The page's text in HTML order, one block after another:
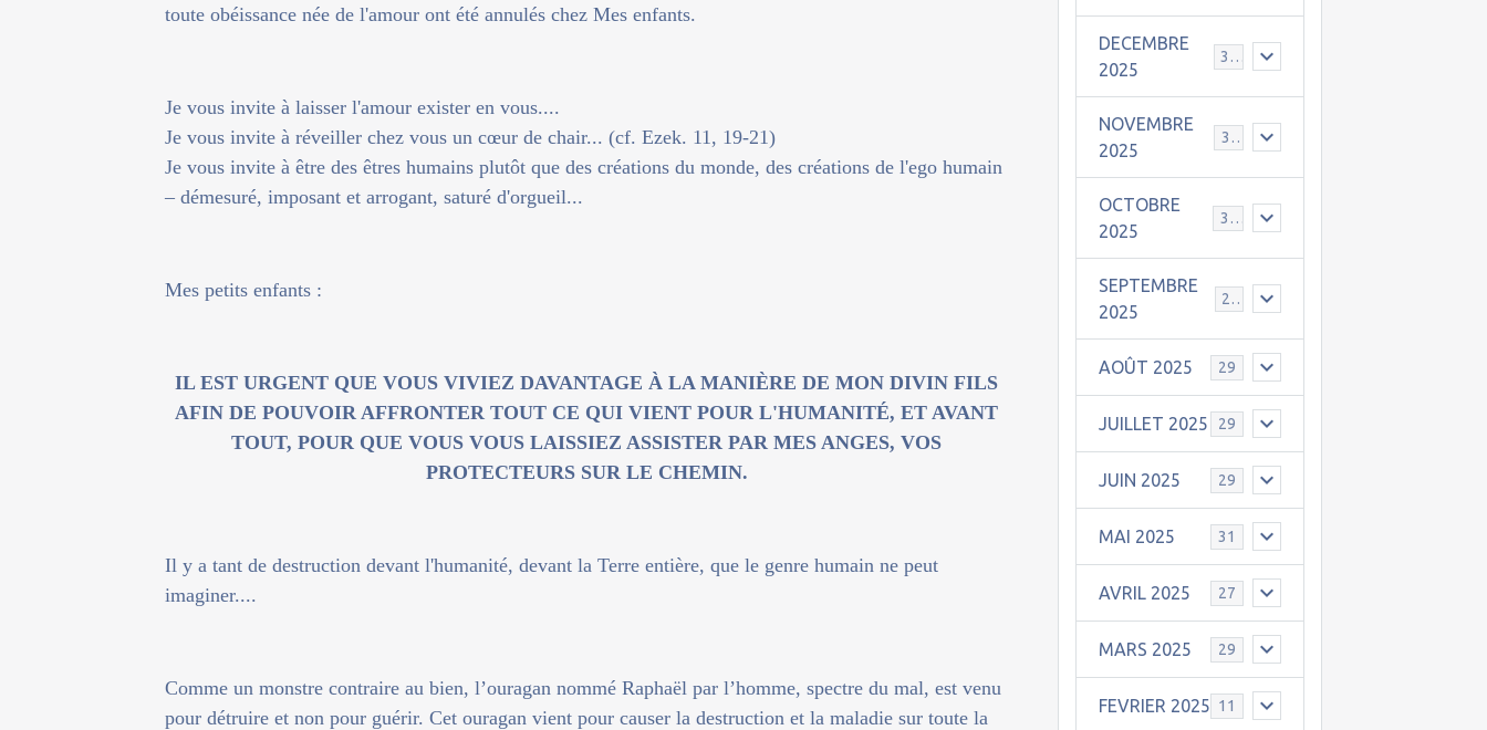
toute obéissance née de l'amour ont été annulés chez Mes enfants.
Je vous invite à laisser l'amour exister en vous....
Je vous invite à réveiller chez vous un cœur de chair... (cf. Ezek. 11, 19-21)
Je vous invite à être des êtres humains plutôt que des créations du monde, des créations de l'ego humain
– démesuré, imposant et arrogant, saturé d'orgueil...
Mes petits enfants :
IL EST URGENT QUE VOUS VIVIEZ DAVANTAGE À LA MANIÈRE DE MON DIVIN FILS
AFIN DE POUVOIR AFFRONTER TOUT CE QUI VIENT POUR L'HUMANITÉ, ET AVANT
TOUT, POUR QUE VOUS VOUS LAISSIEZ ASSISTER PAR MES ANGES, VOS
PROTECTEURS SUR LE CHEMIN.
Il y a tant de destruction devant l'humanité, devant la Terre entière, que le genre humain ne peut
imaginer....
Comme un monstre contraire au bien, l’ouragan nommé Raphaël par l’homme, spectre du mal, est venu
pour détruire et non pour guérir. Cet ouragan vient pour causer la destruction et la maladie sur toute la
DECEMBRE
2025
30
NOVEMBRE
2025
30
OCTOBRE
2025
31
SEPTEMBRE
2025
25
AOÛT 2025 29
JUILLET 2025 29
JUIN 2025 29
MAI 2025 31
AVRIL 2025 27
MARS 2025 29
FEVRIER 2025 11